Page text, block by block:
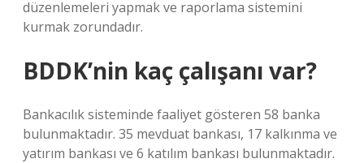
düzenlemeleri yapmak ve raporlama sistemini
kurmak zorundadır.
BDDK’nin kaç çalışanı var?
Bankacılık sisteminde faaliyet gösteren 58 banka
bulunmaktadır. 35 mevduat bankası, 17 kalkınma ve
yatırım bankası ve 6 katılım bankası bulunmaktadır.